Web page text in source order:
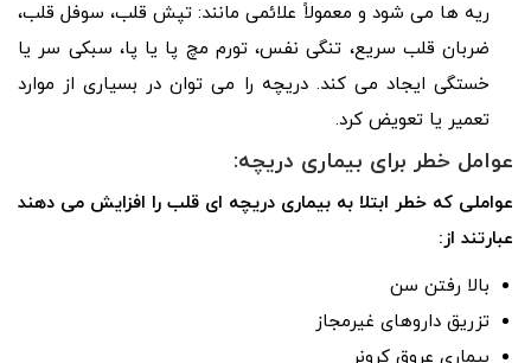
ریه ها می شود و معمولاً علائمی مانند: تپش قلب، سوفل قلب،
ضربان قلب سریع، تنگی نفس، تورم مچ پا یا پا، سبکی سر یا
خستگی ایجاد می کند. دریچه را می توان در بسیاری از موارد
تعمیر یا تعویض کرد.
عوامل خطر برای بیماری دریچه:
عواملی که خطر ابتلا به بیماری دریچه ای قلب را افزایش می دهند
عبارتند از:
بالا رفتن سن
تزریق داروهای غیرمجاز
بیماری عروق کرونر